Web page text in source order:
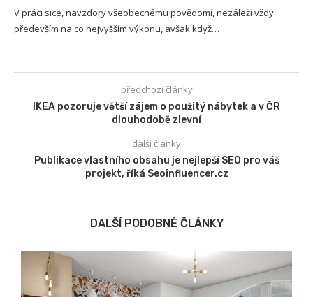
V práci sice, navzdory všeobecnému povědomí, nezáleží vždy
především na co nejvyšším výkonu, avšak když…
předchozí články
IKEA pozoruje větší zájem o použitý nábytek a v ČR
dlouhodobě zlevní
další články
Publikace vlastního obsahu je nejlepší SEO pro váš
projekt, říká Seoinfluencer.cz
DALŠÍ PODOBNÉ ČLÁNKY